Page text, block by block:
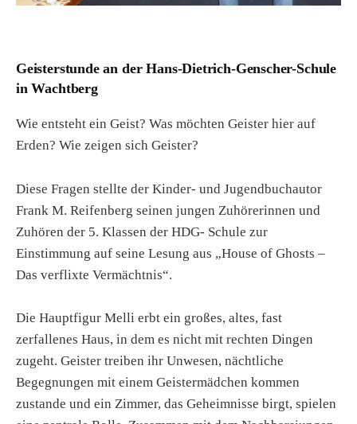
Geisterstunde an der Hans-Dietrich-Genscher-Schule
in Wachtberg
Wie entsteht ein Geist? Was möchten Geister hier auf
Erden? Wie zeigen sich Geister?
Diese Fragen stellte der Kinder- und Jugendbuchautor
Frank M. Reifenberg seinen jungen Zuhörerinnen und
Zuhören der 5. Klassen der HDG- Schule zur
Einstimmung auf seine Lesung aus „House of Ghosts –
Das verflixte Vermächtnis“.
Die Hauptfigur Melli erbt ein großes, altes, fast
zerfallenes Haus, in dem es nicht mit rechten Dingen
zugeht. Geister treiben ihr Unwesen, nächtliche
Begegnungen mit einem Geistermädchen kommen
zustande und ein Zimmer, das Geheimnisse birgt, spielen